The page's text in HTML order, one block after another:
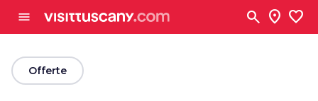
menu search location_on favorite
arrow_backOfferte